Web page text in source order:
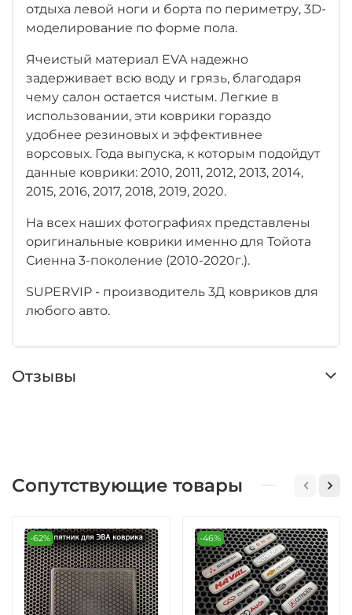
отдыха левой ноги и борта по периметру, 3D-
моделирование по форме пола.
Ячеистый материал EVA надежно
задерживает всю воду и грязь, благодаря
чему салон остается чистым. Легкие в
использовании, эти коврики гораздо
удобнее резиновых и эффективнее
ворсовых. Года выпуска, к которым подойдут
данные коврики: 2010, 2011, 2012, 2013, 2014,
2015, 2016, 2017, 2018, 2019, 2020.
На всех наших фотографиях представлены
оригинальные коврики именно для Тойота
Сиенна 3-поколение (2010-2020г.).
SUPERVIP - производитель 3Д ковриков для
любого авто.
Отзывы
Сопутствующие товары
-62% -46%